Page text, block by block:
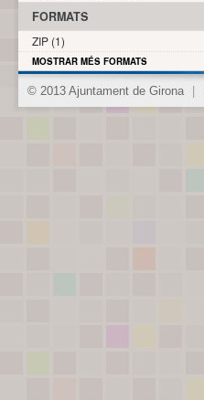
FORMATS
ZIP (1)
MOSTRAR MÉS FORMATS
© 2013 Ajuntament de Girona